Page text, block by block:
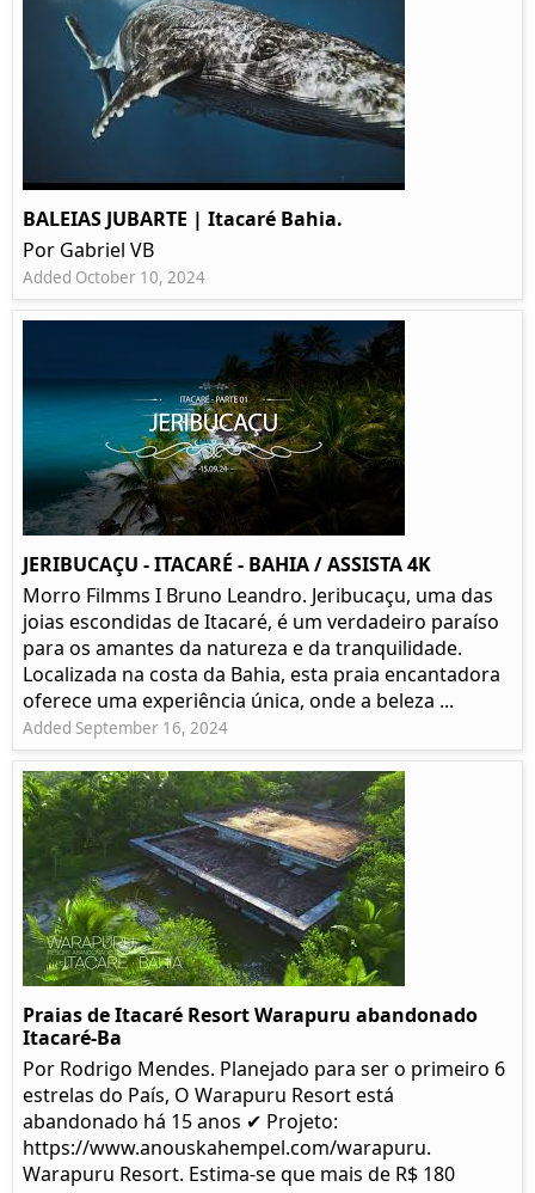
BALEIAS JUBARTE | Itacaré Bahia.
Por Gabriel VB
Added October 10, 2024
JERIBUCAÇU - ITACARÉ - BAHIA / ASSISTA 4K
Morro Filmms I Bruno Leandro. Jeribucaçu, uma das
joias escondidas de Itacaré, é um verdadeiro paraíso
para os amantes da natureza e da tranquilidade.
Localizada na costa da Bahia, esta praia encantadora
oferece uma experiência única, onde a beleza ...
Added September 16, 2024
Praias de Itacaré Resort Warapuru abandonado
Itacaré-Ba
Por Rodrigo Mendes. Planejado para ser o primeiro 6
estrelas do País, O Warapuru Resort está
abandonado há 15 anos ✔ Projeto:
https://www.anouskahempel.com/warapuru.
Warapuru Resort. Estima-se que mais de R$ 180